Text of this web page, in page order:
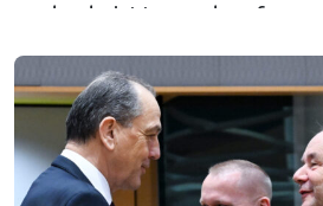
verder dreigt te worden